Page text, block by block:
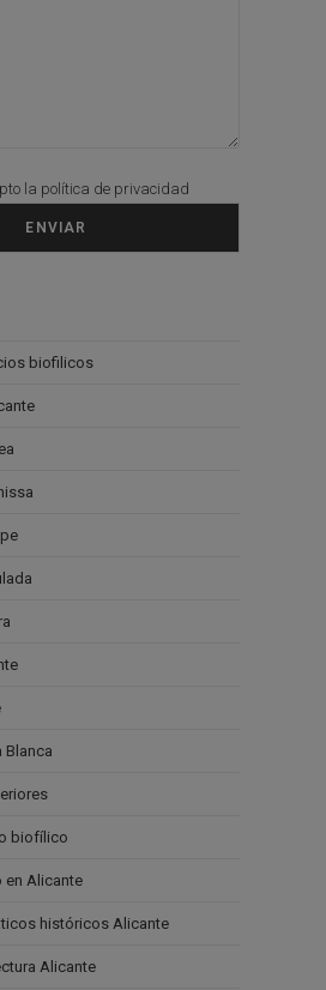
Please leave this field empty.
la política de privacidad
biofilicos
Blanca
biofílico
en Alicante
históricos Alicante
Alicante